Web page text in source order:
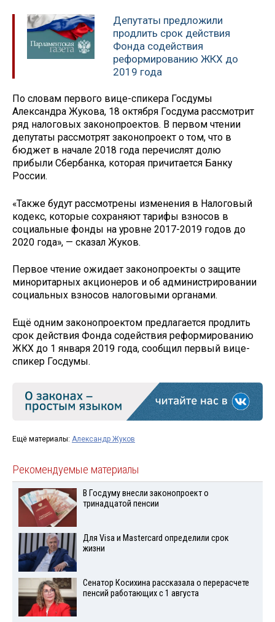
Депутаты предложили
продлить срок действия
Фонда содействия
реформированию ЖКХ до
2019 года
По словам первого вице-спикера Госдумы
Александра Жукова, 18 октября Госдума рассмотрит
ряд налоговых законопроектов. В первом чтении
депутаты рассмотрят законопроект о том, что в
бюджет в начале 2018 года перечислят долю
прибыли Сбербанка, которая причитается Банку
России.
«Также будут рассмотрены изменения в Налоговый
кодекс, которые сохраняют тарифы взносов в
социальные фонды на уровне 2017-2019 годов до
2020 года», — сказал Жуков.
Первое чтение ожидает законопроекты о защите
миноритарных акционеров и об администрировании
социальных взносов налоговыми органами.
Ещё одним законопроектом предлагается продлить
срок действия Фонда содействия реформированию
ЖКХ до 1 января 2019 года, сообщил первый вице-
спикер Госдумы.
Ещё материалы: Александр Жуков
Рекомендуемые материалы
В Госдуму внесли законопроект о
тринадцатой пенсии
Для Visа и Mastercard определили срок
жизни
Сенатор Косихина рассказала о перерасчете
пенсий работающих с 1 августа